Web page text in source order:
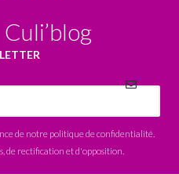
Culi’blog
de notre politique de confidentialité
de rectification et d'opposition.